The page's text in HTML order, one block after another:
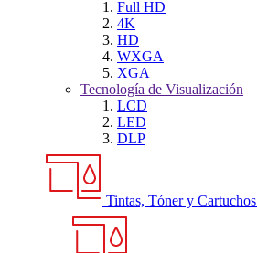
Full HD
4K
HD
WXGA
XGA
Tecnología de Visualización
LCD
LED
DLP
Tintas, Tóner y Cartuchos